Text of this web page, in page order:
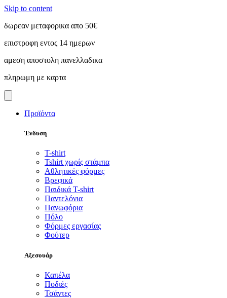
Skip to content
δωρεαν μεταφορικα απο 50€
επιστροφη εντος 14 ημερων
αμεση αποστολη πανελλαδικα
πληρωμη με καρτα
Προϊόντα
Ένδυση
T-shirt
Tshirt χωρίς στάμπα
Αθλητικές φόρμες
Βρεφικά
Παιδικά T-shirt
Παντελόνια
Πανωφόρια
Πόλο
Φόρμες εργασίας
Φούτερ
Αξεσουάρ
Καπέλα
Ποδιές
Τσάντες